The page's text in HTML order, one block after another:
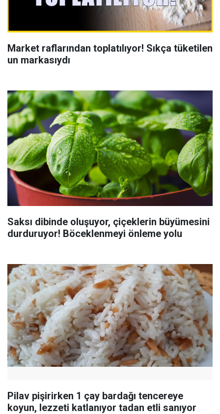
Market raflarından toplatılıyor! Sıkça tüketilen
un markasıydı
Saksı dibinde oluşuyor, çiçeklerin büyümesini
durduruyor! Böceklenmeyi önleme yolu
Pilav pişirirken 1 çay bardağı tencereye
koyun, lezzeti katlanıyor tadan etli sanıyor